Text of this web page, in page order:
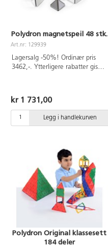
Polydron magnetspeil 48 stk.
Art.nr: 129939
Lagersalg -50%! Ordinær pris
3462,-. Ytterligere rabatter gis
kr 1 731,00
Legg i handlekurven
Polydron Original klassesett
184 deler